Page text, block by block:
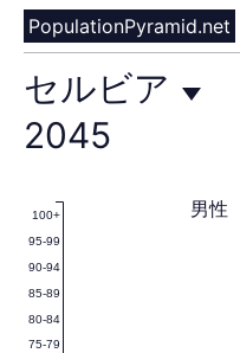
PopulationPyramid.net
セ
ル
ビ
セルビア
2045
男性
75-79
80-84
85-89
90-94
95-99
100+